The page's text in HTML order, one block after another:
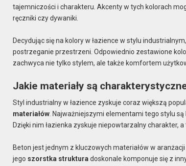
tajemniczości i charakteru. Akcenty w tych kolorach
ręczniki czy dywaniki.
Decydując się na kolory w łazience w stylu
postrzeganie przestrzeni. Odpowiednio zestawione
zachwyca nie tylko stylem, ale także komfortem
Jakie materiały są
Styl industrialny w łazience zyskuje coraz większą
materiałów . Najważniejszymi elementami tego stylu
Dzięki nim łazienka zyskuje niepowtarzalny charakter,
Beton jest jednym z kluczowych materiałów w
jego szorstka struktura doskonale komponuje się z